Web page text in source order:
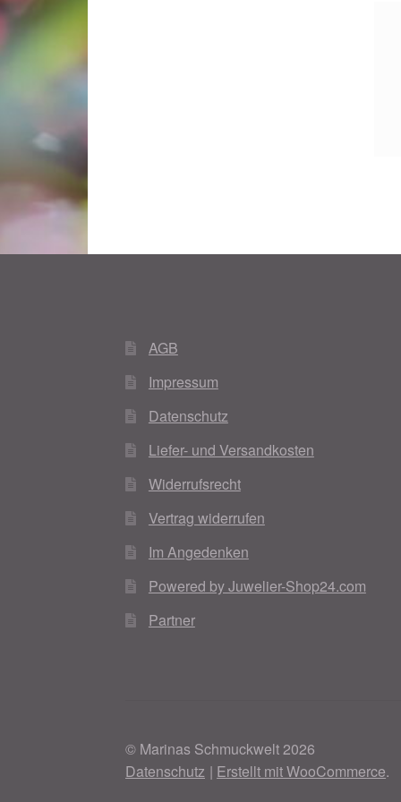
AGB
Impressum
Datenschutz
Liefer- und Versandkosten
Widerrufsrecht
Vertrag widerrufen
Im Angedenken
Powered by Juwelier-Shop24.com
Partner
© Marinas Schmuckwelt 2026
Datenschutz
Erstellt mit WooCommerce.